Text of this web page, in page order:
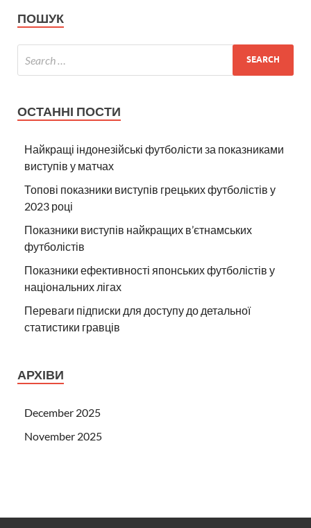
ПОШУК
ОСТАННІ ПОСТИ
Найкращі індонезійські футболісти за показниками
виступів у матчах
Топові показники виступів грецьких футболістів у
2023 році
Показники виступів найкращих в’єтнамських
футболістів
Показники ефективності японських футболістів у
національних лігах
Переваги підписки для доступу до детальної
статистики гравців
АРХІВИ
December 2025
November 2025